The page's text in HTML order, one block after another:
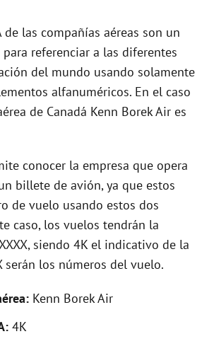
y
V
d
e
o
de las compañías aéreas son un
referenciar a las diferentes
del mundo usando solamente
alfanuméricos. En el caso
de Canadá Kenn Borek Air es
conocer la empresa que opera
billete de avión, ya que estos
de vuelo usando estos dos
caso, los vuelos tendrán la
siendo 4K el indicativo de la
serán los números del vuelo.
Kenn Borek Air
4K